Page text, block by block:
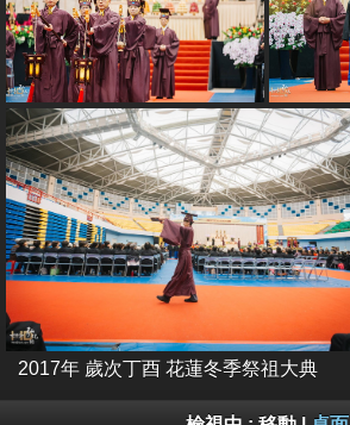
2017年 歲次丁酉 花蓮冬季祭祖大典